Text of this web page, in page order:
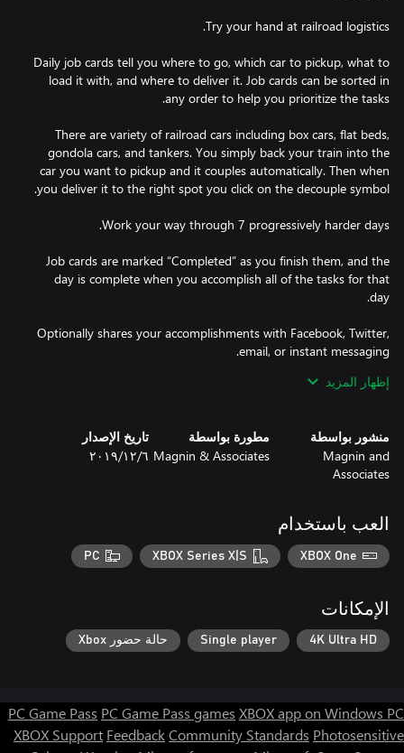
Daily job cards tell you where to go, which car to pickup, what to
load it with, and where to deliver it. Job cards can be sorted in
There are variety of railroad cars including box cars, flat beds,
gondola cars, and tankers. You simply back your train into the
car you want to pickup and it couples automatically. Then when
Job cards are marked “Completed” as you finish them, and the
day is complete when you accomplish all of the tasks for that
Optionally shares your accomplishments with Facebook, Twitter,
Windows 10 UWP (Universal Windows Platform) plays on
إظهار المزيد
منشور بواسطة
Magnin and
Associates
مطورة بواسطة
Magnin & Associates
تاريخ الإصدار
٦‏/١٢‏/٢٠١٩
العب باستخدام
XBOX One
XBOX Series X|S
PC
الإمكانات
4K Ultra HD
Single player حالة حضور Xbox
PC Game Pass PC Game Pass games XBOX app on Windows PC
XBOX Support FeedbackCommunity Standards Photosensitive